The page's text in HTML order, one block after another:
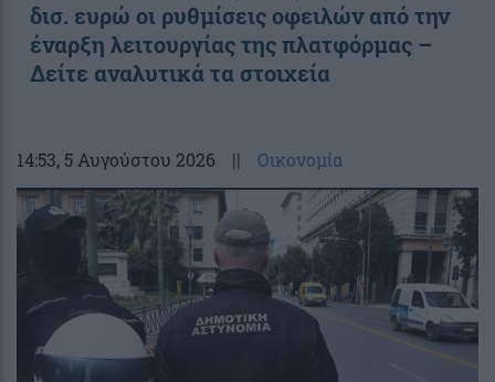
δισ. ευρώ οι ρυθμίσεις οφειλών από την
έναρξη λειτουργίας της πλατφόρμας –
Δείτε αναλυτικά τα στοιχεία
14:53, 5 Αυγούστου 2026 || Οικονομία